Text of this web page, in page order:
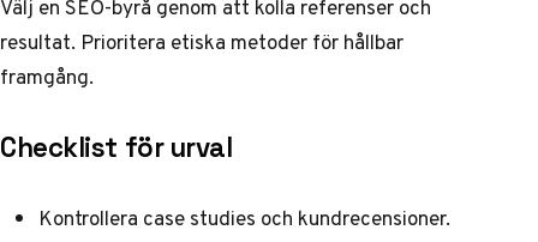
Välj en SEO-byrå genom att kolla referenser och
resultat. Prioritera etiska metoder för hållbar
framgång.
Checklist för urval
Kontrollera case studies och kundrecensioner.